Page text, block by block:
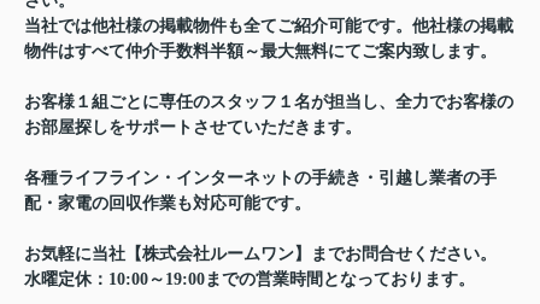
当社では他社様の掲載物件も全てご紹介可能です。他社様の掲載
物件はすべて仲介手数料半額～最大無料にてご案内致します。
お客様１組ごとに専任のスタッフ１名が担当し、全力でお客様の
お部屋探しをサポートさせていただきます。
各種ライフライン・インターネットの手続き・引越し業者の手
配・家電の回収作業も対応可能です。
お気軽に当社【株式会社ルームワン】までお問合せください。
水曜定休：10:00～19:00までの営業時間となっております。